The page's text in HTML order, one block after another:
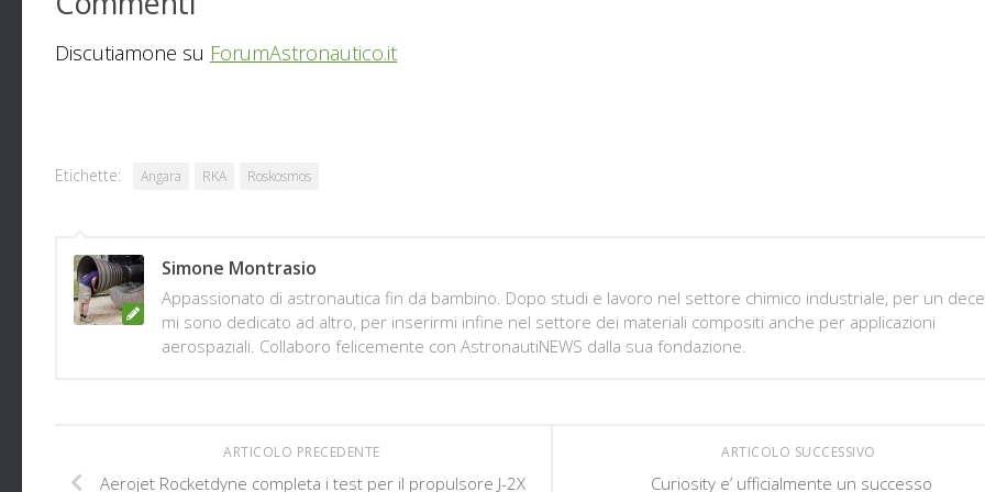
Discutiamone su ForumAstronautico.it
Etichette: Angara RKA Roskosmos
Simone Montrasio
Appassionato di astronautica fin da bambino. Dopo studi e lavoro nel settore chimico industriale, per un
mi sono dedicato ad altro, per inserirmi infine nel settore dei materiali compositi anche per applicazioni
aerospaziali. Collaboro felicemente con AstronautiNEWS dalla sua fondazione.
ARTICOLO SUCCESSIVO
Curiosity e’ ufficialmente un successo
ARTICOLO PRECEDENTE
Aerojet Rocketdyne completa i test per il propulsore J-2X